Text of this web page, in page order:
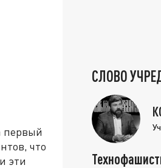
первый
что
эти
СЛОВО